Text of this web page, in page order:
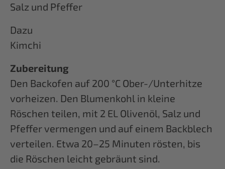
Salz und Pfeffer
Dazu
Kimchi
Zubereitung
Den Backofen auf 200 °C Ober-/Unterhitze
vorheizen. Den Blumenkohl in kleine
Röschen teilen, mit 2 EL Olivenöl, Salz und
Pfeffer vermengen und auf einem Backblech
verteilen. Etwa 20–25 Minuten rösten, bis
die Röschen leicht gebräunt sind.